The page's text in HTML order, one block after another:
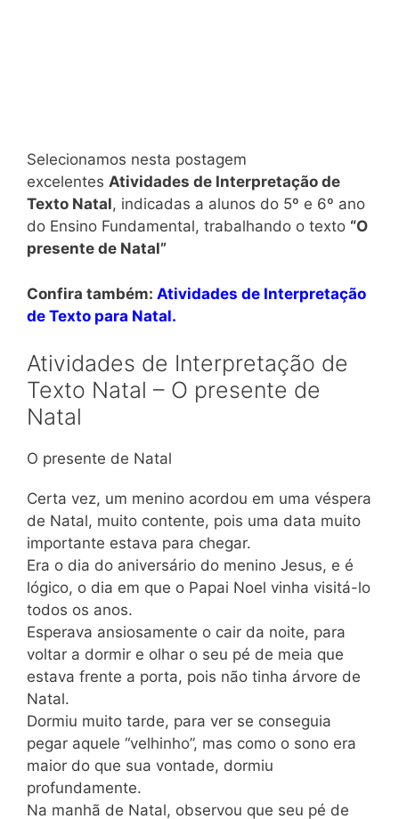
Selecionamos nesta postagem
excelentes Atividades de Interpretação de
Texto Natal, indicadas a alunos do 5º e 6º ano
do Ensino Fundamental, trabalhando o texto “O
presente de Natal”
Confira também: Atividades de Interpretação
de Texto para Natal.
Atividades de Interpretação de
Texto Natal – O presente de
Natal
O presente de Natal
Certa vez, um menino acordou em uma véspera
de Natal, muito contente, pois uma data muito
importante estava para chegar.
Era o dia do aniversário do menino Jesus, e é
lógico, o dia em que o Papai Noel vinha visitá-lo
todos os anos.
Esperava ansiosamente o cair da noite, para
voltar a dormir e olhar o seu pé de meia que
estava frente a porta, pois não tinha árvore de
Natal.
Dormiu muito tarde, para ver se conseguia
pegar aquele “velhinho”, mas como o sono era
maior do que sua vontade, dormiu
profundamente.
Na manhã de Natal, observou que seu pé de